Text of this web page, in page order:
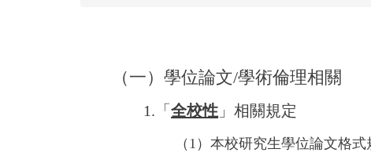
（一）學位論文/學術倫理相關
1.「 全校性 」相關規定
（1） 本校研究生學位論文格式